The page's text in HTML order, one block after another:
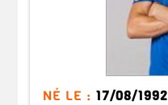
NÉ LE : 17/08/1992